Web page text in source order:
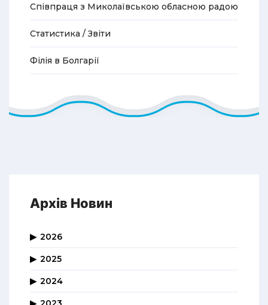
Співпраця з Миколаївською обласною радою
Статистика / Звіти
Філія в Болгарії
Архів Новин
2026
2025
2024